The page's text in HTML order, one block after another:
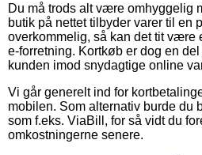
Du må trods alt være omhyggelig
butik på nettet tilbyder varer til en
overkommelig, så kan det tit være
e-forretning. Kortkøb er dog en
kunden imod snydagtige online
Vi går generelt ind for
mobilen. Som alternativ burde du
som f.eks. ViaBill, for så vidt du
omkostningerne senere.